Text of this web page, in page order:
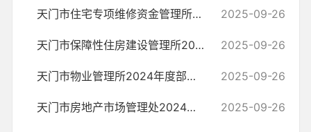
天门市住宅专项维修资金管理所2024年度部门决算 2025-09-26
天门市保障性住房建设管理所2024年度部门决算 2025-09-26
天门市物业管理所2024年度部门决算 2025-09-26
天门市房地产市场管理处2024年度部门决算 2025-09-26